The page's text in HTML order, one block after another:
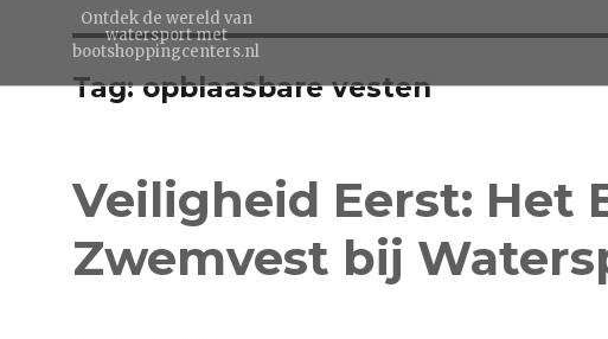
Ontdek de wereld van
watersport met
bootshoppingcenters.nl
Tag:opblaasbare vesten
Veiligheid Eerst: Het
Zwemvest bij